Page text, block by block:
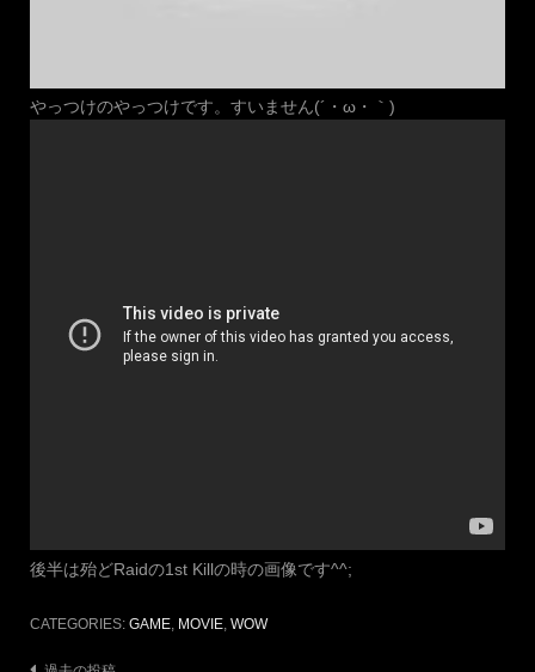
やっつけのやっつけです。すいません(´・ω・｀)
後半は殆どRaidの1st Killの時の画像です^^;
CATEGORIES: GAME MOVIE WOW